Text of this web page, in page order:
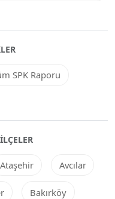
SPK Raporu
Ataşehir Avcılar
Bakırköy